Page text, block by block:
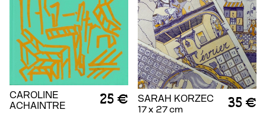
CAROLINE
ACHAINTRE
25 €
SARAH KORZEC
17 x 27 cm
35 €